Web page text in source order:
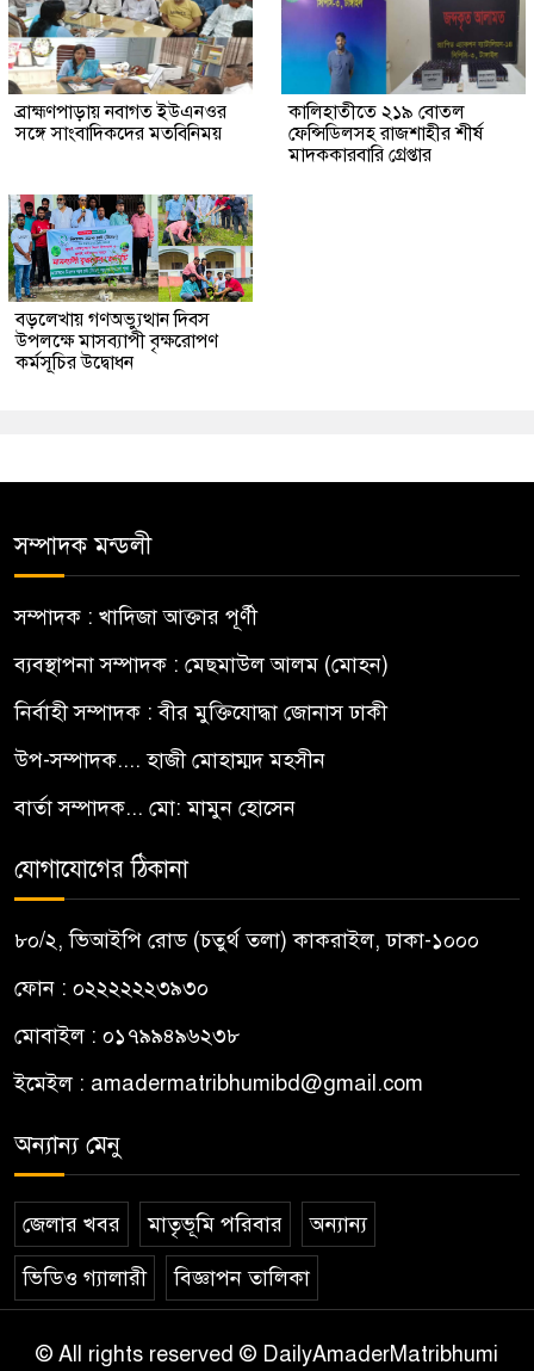
ব্রাহ্মণপাড়ায় নবাগত ইউএনওর
সঙ্গে সাংবাদিকদের মতবিনিময়
কালিহাতীতে ২১৯ বোতল
ফেন্সিডিলসহ রাজশাহীর শীর্ষ
মাদককারবারি গ্রেপ্তার
বড়লেখায় গণঅভ্যুত্থান দিবস
উপলক্ষে মাসব্যাপী বৃক্ষরোপণ
কর্মসূচির উদ্বোধন
সম্পাদক মন্ডলী
সম্পাদক : খাদিজা আক্তার পূর্ণী
ব্যবস্থাপনা সম্পাদক : মেছমাউল আলম (মোহন)
নির্বাহী সম্পাদক : বীর মুক্তিযোদ্ধা জোনাস ঢাকী
উপ-সম্পাদক.... হাজী মোহাম্মদ মহসীন
বার্তা সম্পাদক... মো: মামুন হোসেন
যোগাযোগের ঠিকানা
৮০/২, ভিআইপি রোড (চতুর্থ তলা) কাকরাইল, ঢাকা-১০০০
ফোন : ০২২২২২২৩৯৩০
মোবাইল : ০১৭৯৯৪৯৬২৩৮
ইমেইল : amadermatribhumibd@gmail.com
অন্যান্য মেনু
জেলার খবর মাতৃভূমি পরিবার অন্যান্য
ভিডিও গ্যালারী বিজ্ঞাপন তালিকা
© All rights reserved © DailyAmaderMatribhumi